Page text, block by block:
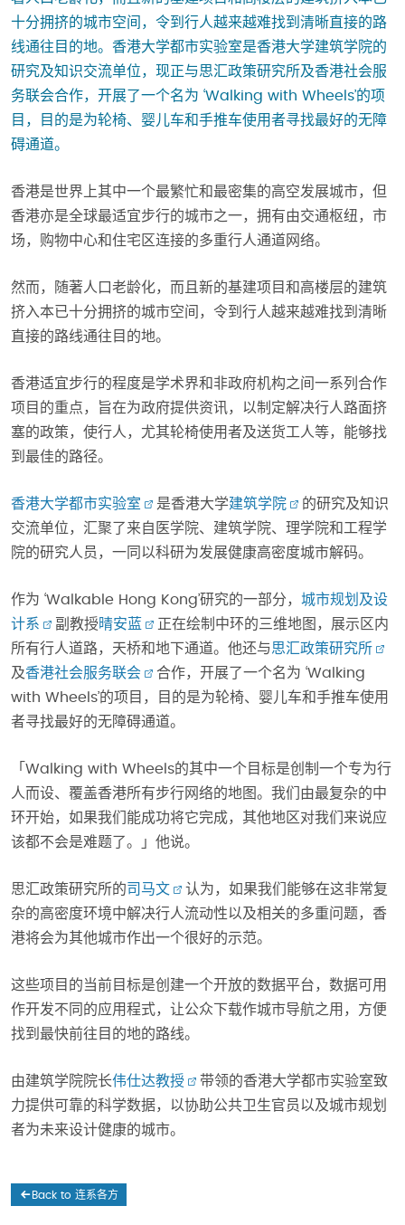
十分拥挤的城市空间，令到行人越来越难找到清晰直接的路
线通往目的地。香港大学都市实验室是香港大学建筑学院的
研究及知识交流单位，现正与思汇政策研究所及香港社会服
务联会合作，开展了一个名为 ‘Walking with Wheels’的项
目，目的是为轮椅、婴儿车和手推车使用者寻找最好的无障
碍通道。
香港是世界上其中一个最繁忙和最密集的高空发展城市，但
香港亦是全球最适宜步行的城市之一，拥有由交通枢纽，市
场，购物中心和住宅区连接的多重行人通道网络。
然而，随著人口老龄化，而且新的基建项目和高楼层的建筑
挤入本已十分拥挤的城市空间，令到行人越来越难找到清晰
直接的路线通往目的地。
香港适宜步行的程度是学术界和非政府机构之间一系列合作
项目的重点，旨在为政府提供资讯，以制定解决行人路面挤
塞的政策，使行人，尤其轮椅使用者及送货工人等，能够找
到最佳的路径。
香港大学都市实验室 是香港大学建筑学院
的研究及知识
交流单位，汇聚了来自医学院、建筑学院、理学院和工程学
院的研究人员，一同以科研为发展健康高密度城市解码。
作为 ‘Walkable Hong Kong’研究的一部分， 城市规划及设
计系
副教授晴安蓝
正在绘制中环的三维地图，展示区内
所有行人道路，天桥和地下通道。他还与思汇政策研究所
及香港社会服务联会
合作，开展了一个名为 ‘Walking
with Wheels’的项目，目的是为轮椅、婴儿车和手推车使用
者寻找最好的无障碍通道。
「Walking with Wheels的其中一个目标是创制一个专为行
人而设、覆盖香港所有步行网络的地图。我们由最复杂的中
环开始，如果我们能成功将它完成，其他地区对我们来说应
该都不会是难题了。」他说。
思汇政策研究所的司马文
认为，如果我们能够在这非常复
杂的高密度环境中解决行人流动性以及相关的多重问题，香
港将会为其他城市作出一个很好的示范。
这些项目的当前目标是创建一个开放的数据平台，数据可用
作开发不同的应用程式，让公众下载作城市导航之用，方便
找到最快前往目的地的路线。
由建筑学院院长伟仕达教授
带领的香港大学都市实验室致
力提供可靠的科学数据，以协助公共卫生官员以及城市规划
者为未来设计健康的城市。
Back to 连系各方